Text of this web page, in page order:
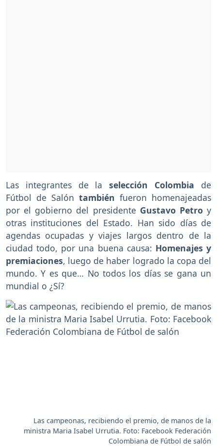
Las integrantes de laselección Colombia de
Fútbol de Salón también fueron homenajeadas
por el gobierno del presidente Gustavo Petroy
otras instituciones del Estado. Han sido días de
agendas ocupadas y viajes largos dentro de la
ciudad todo, por una buena causa: Homenajes y
premiaciones, luego de haber logrado la copa del
mundo. Y es que… No todos los días se gana un
mundial o ¿Sí?
Las campeonas, recibiendo el premio, de manos de la
ministra Maria Isabel Urrutia. Foto: Facebook Federación
Colombiana de Fútbol de salón